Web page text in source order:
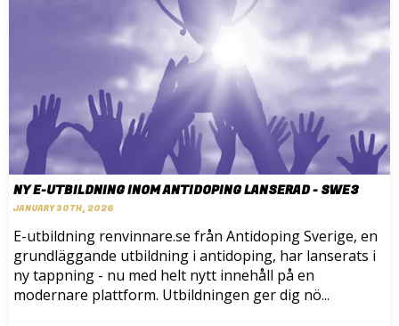
NY E-UTBILDNING INOM ANTIDOPING LANSERAD - SWE3
JANUARY 30TH, 2026
E-utbildning renvinnare.se från Antidoping Sverige, en
grundläggande utbildning i antidoping, har lanserats i
ny tappning - nu med helt nytt innehåll på en
modernare plattform. Utbildningen ger dig nö...